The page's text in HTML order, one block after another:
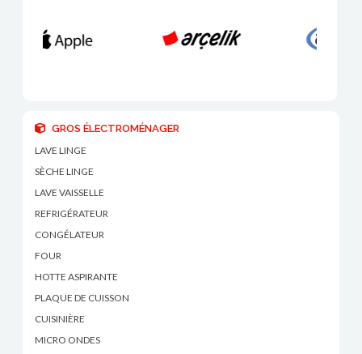
GROS ÉLECTROMÉNAGER
LAVE LINGE
SÈCHE LINGE
LAVE VAISSELLE
REFRIGÉRATEUR
CONGÉLATEUR
FOUR
HOTTE ASPIRANTE
PLAQUE DE CUISSON
CUISINIÈRE
MICRO ONDES